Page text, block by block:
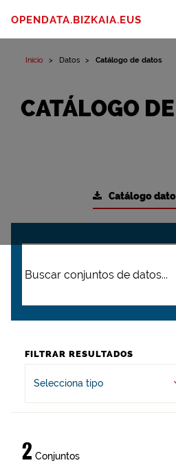
OPENDATA.BIZKAIA.EUS
Inicio Datos Catálogo de datos
CATÁLOGO
Catálogo
FILTRAR RESULTADOS
Selecciona tipo
2 Conjuntos